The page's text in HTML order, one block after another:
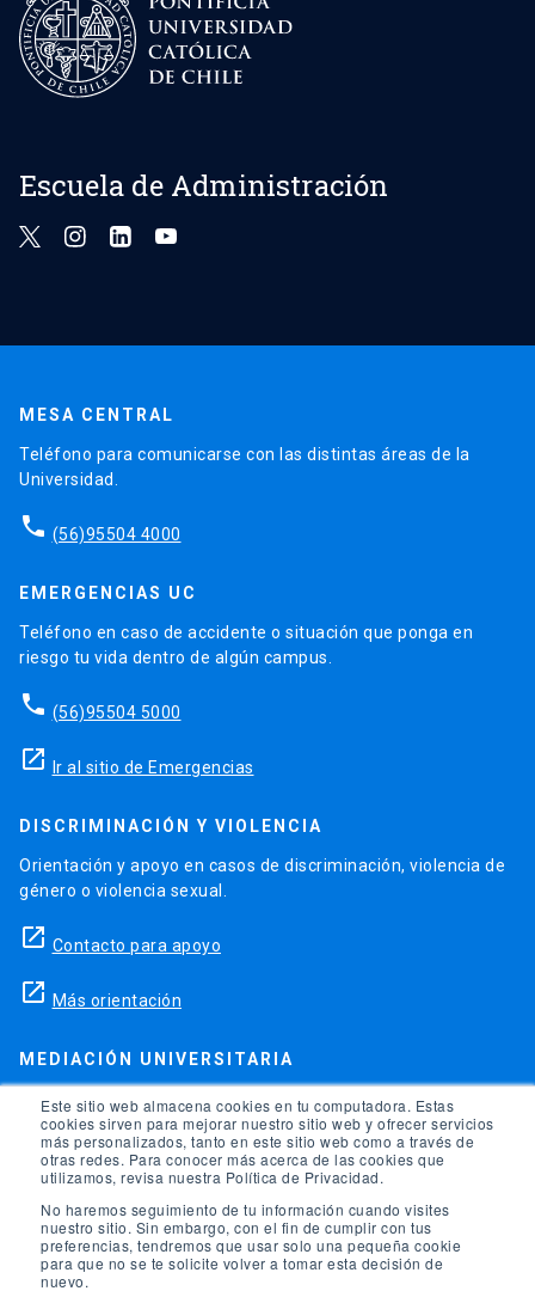
Este sitio web almacena cookies en tu computadora. Estas
cookies sirven para mejorar nuestro sitio web y ofrecer servicios
más personalizados, tanto en este sitio web como a través de
otras redes. Para conocer más acerca de las cookies que
utilizamos, revisa nuestra Política de Privacidad.
No haremos seguimiento de tu información cuando visites
nuestro sitio. Sin embargo, con el fin de cumplir con tus
preferencias, tendremos que usar solo una pequeña cookie
para que no se te solicite volver a tomar esta decisión de
nuevo.
Escuela de Administración
MESA CENTRAL
Teléfono para comunicarse con las distintas áreas de la
Universidad.
phone (56)95504 4000
EMERGENCIAS UC
Teléfono en caso de accidente o situación que ponga en
riesgo tu vida dentro de algún campus.
phone (56)95504 5000
launch Ir al sitio de Emergencias
DISCRIMINACIÓN Y VIOLENCIA
Orientación y apoyo en casos de discriminación, violencia de
género o violencia sexual.
launch Contacto para apoyo
launch Más orientación
MEDIACIÓN UNIVERSITARIA
Teléfonos para orientación y consejo si se ha vulnerado
alguno de tus derechos en la universidad.
phone (56)95504 1691
phone (56)95504 1247
launch Ir a la Oficina de Ombuds UC